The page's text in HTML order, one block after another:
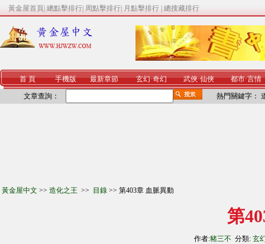
黃金屋首頁 總點擊排行 周點擊排行 月點擊排行 總搜藏排行
首 頁 手機版 最新章節 玄幻·奇幻 武俠·仙俠 都市·言情
文章查詢： 熱門關鍵字：
黃金屋中文 >> 造化之王 >> 目錄 >> 第403章 血脈異動
第
作者:豬三不 分類: 玄